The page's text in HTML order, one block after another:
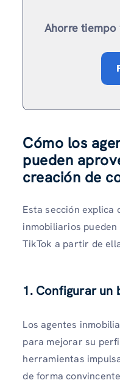
Ahorre tiempo
Cómo los
pueden
creación de
Esta sección explica
inmobiliarios
TikTok a partir de
1. Configurar un
Los agentes
para mejorar su
herramientas
de forma convincente